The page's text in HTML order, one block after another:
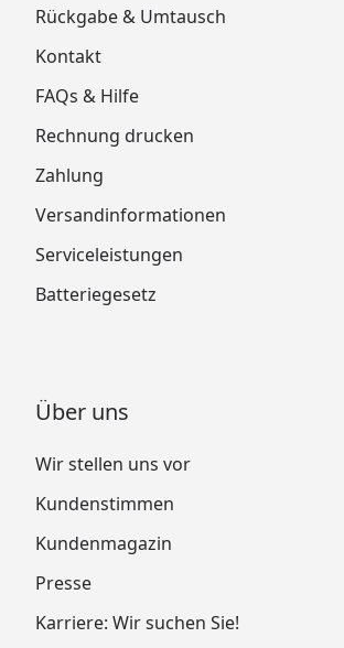
Rückgabe & Umtausch
Kontakt
FAQs & Hilfe
Rechnung drucken
Zahlung
Versandinformationen
Serviceleistungen
Batteriegesetz
Über uns
Wir stellen uns vor
Kundenstimmen
Kundenmagazin
Presse
Karriere: Wir suchen Sie!